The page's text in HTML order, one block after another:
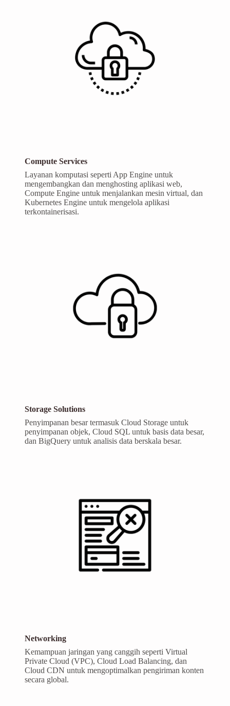
Compute Services
Layanan komputasi seperti App Engine untuk
mengembangkan dan menghosting aplikasi web,
Compute Engine untuk menjalankan mesin virtual, dan
Kubernetes Engine untuk mengelola aplikasi
terkontainerisasi.
Storage Solutions
Penyimpanan besar termasuk Cloud Storage untuk
penyimpanan objek, Cloud SQL untuk basis data besar,
dan BigQuery untuk analisis data berskala besar.
Networking
Kemampuan jaringan yang canggih seperti Virtual
Private Cloud (VPC), Cloud Load Balancing, dan
Cloud CDN untuk mengoptimalkan pengiriman konten
secara global.